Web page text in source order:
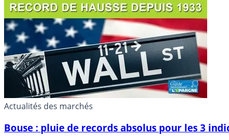
Actualités des marchés
Bouse : pluie de records absolus pour les 3